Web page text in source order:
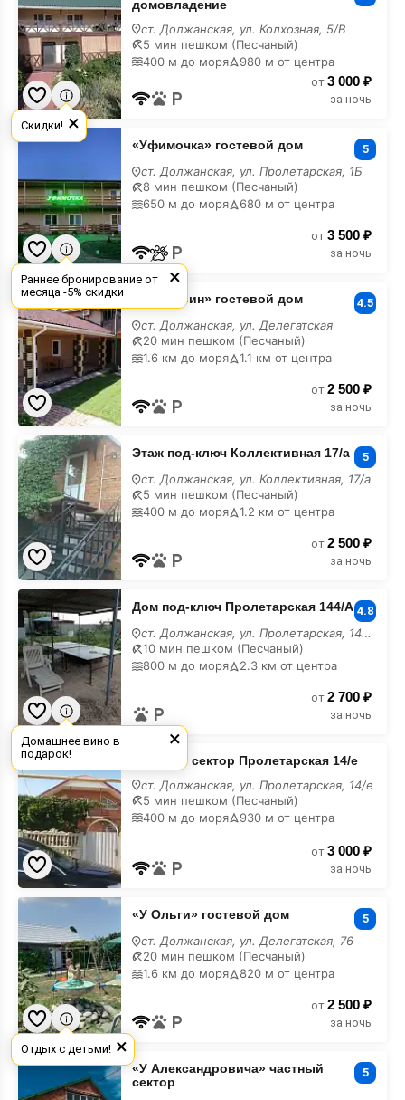
домовладение
домовладение
ст. Должанская, ул. Колхозная, 5/В
5 мин пешком (Песчаный)
400 м до моря
980 м от центра
от 3 000 ₽
за ночь
«Уфимочка»
«Уфимочка» гостевой дом 5
ст. Должанская, ул. Пролетарская, 1Б
8 мин пешком (Песчаный)
650 м до моря
680 м от центра
от 3 500 ₽
за ночь
«Ильмарин»
гостевой
дом
«Ильмарин» гостевой дом 4.5
ст. Должанская, ул. Делегатская
20 мин пешком (Песчаный)
1.6 км до моря
1.1 км от центра
от 2 500 ₽
за ночь
Этаж
под-
ключ
Коллективная
17/
а
Этаж под-ключ Коллективная 17/а 5
ст. Должанская, ул. Коллективная, 17/а
5 мин пешком (Песчаный)
400 м до моря
1.2 км от центра
от 2 500 ₽
за ночь
Дом
под-
ключ
Пролетарская
144/
А
Дом под-ключ Пролетарская 144/А 4.8
ст. Должанская, ул. Пролетарская, 144/А
10 мин пешком (Песчаный)
800 м до моря
2.3 км от центра
от 2 700 ₽
за ночь
Частный
сектор
Пролетарская
14/
е
Частный сектор Пролетарская 14/е
ст. Должанская, ул. Пролетарская, 14/е
5 мин пешком (Песчаный)
400 м до моря
930 м от центра
от 3 000 ₽
за ночь
«У
гостевой
дом
«У Ольги» гостевой дом 5
ст. Должанская, ул. Делегатская, 76
20 мин пешком (Песчаный)
1.6 км до моря
820 м от центра
от 2 500 ₽
за ночь
«У
Александровича»
частный
«У Александровича» частный
сектор
5
×
Скидки!
×
Раннее бронирование от
месяца -5% скидки
×
Домашнее вино в
подарок!
×
Отдых с детьми!